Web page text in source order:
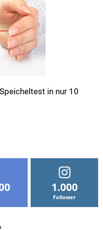
in nur 10
1.000
Follower